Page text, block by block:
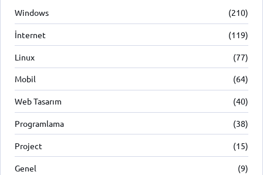
Windows (210)
İnternet (119)
Linux (77)
Mobil (64)
Web Tasarım (40)
Programlama (38)
Project (15)
Genel (9)